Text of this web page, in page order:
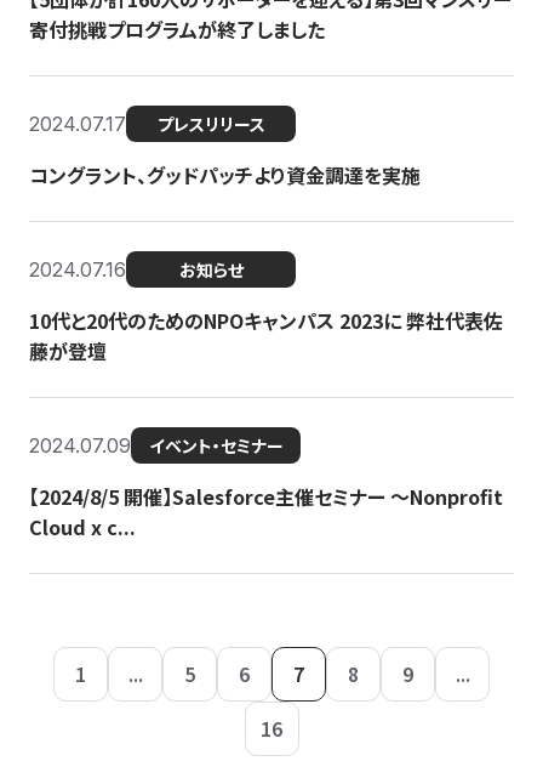
寄付挑戦プログラムが終了しました
2024.07.17 プレスリリース
コングラント、グッドパッチより資金調達を実施
2024.07.16 お知らせ
10代と20代のためのNPOキャンパス 2023に 弊社代表佐
藤が登壇
2024.07.09 イベント・セミナー
【2024/8/5 開催】Salesforce主催セミナー 〜Nonprofit
Cloud x c...
1 ... 5 6 7 8 9
...
16